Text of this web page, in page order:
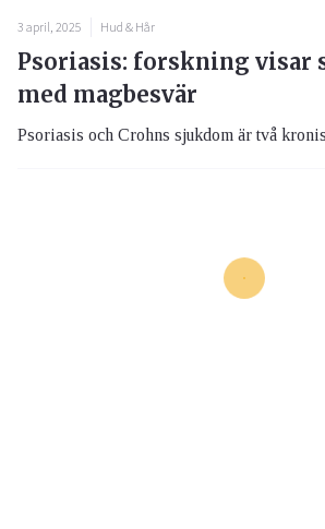
3 april, 2025 Hud & Hår
Psoriasis: forskning visar
med magbesvär
Psoriasis och Crohns sjukdom är två